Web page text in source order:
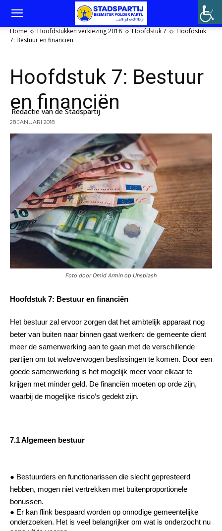
Home Hoofdstukken verkiezing 2018 Hoofdstuk 7
Hoofdstuk
7: Bestuur en financiën
Hoofdstuk 7: Bestuur
en financiën
Redactie van de Stadspartij
28 JANUARI 2018
Foto door Omid Armin op Unsplash
Hoofdstuk 7: Bestuur en financiën
Het bestuur zal ervoor zorgen dat het ambtelijk apparaat nog
beter van buiten naar binnen gaat werken: de gemeente dient
meer de samenwerking aan te gaan met de verschillende
partijen om tot weloverwogen beslissingen te komen. Door een
goede samenwerking is het mogelijk meer voor elkaar te
krijgen met minder geld. De financiën moeten op orde zijn,
waarbij de mogelijke risico’s gedekt zijn.
7.1 Algemeen bestuur
● Bestuurders en functionarissen die slecht gepresteerd
hebben, mogen niet vertrekken met buitenproportionele
bonussen.
● Er kan flink bespaard worden op onnodige gemeentelijke
onderzoeken. Het is veel belangrijker om wat is onderzocht nu